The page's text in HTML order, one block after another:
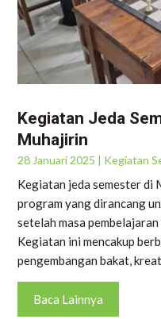
Kegiatan Jeda
Muhajirin
28 Januari 2025 | Kegiatan
Kegiatan jeda semester di
program yang dirancang
setelah masa
Kegiatan ini mencakup
pengembangan bakat,
Baca Lainnya